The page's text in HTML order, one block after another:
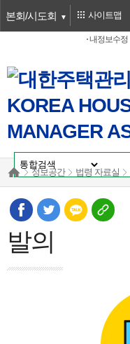
본회/시도회
내정보수정
사이트맵
정보공간 법령 자료실
발의